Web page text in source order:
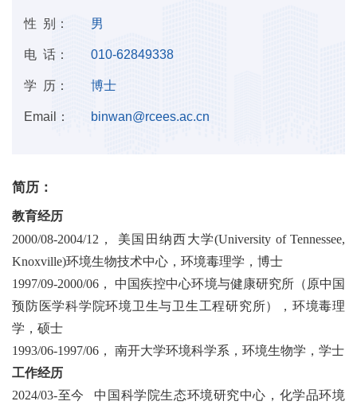
性 别： 男
电 话： 010-62849338
学 历： 博士
Email： binwan@rcees.ac.cn
简历：
教育经历
2000/08-2004/12 ， 美国田纳西大学(University of Tennessee,
Knoxville)环境生物技术中心，环境毒理学，博士
1997/09-2000/06 ，
中国疾控中心环境与健康研究所（原中国
预防医学科学院环境卫生与卫生工程研究所），环境毒理
学，硕士
1993/06-1997/06 ，
南开大学环境科学系，环境生物学，学士
工作经历
2024/03-至今
中国科学院生态环境研究中心，化学品环境